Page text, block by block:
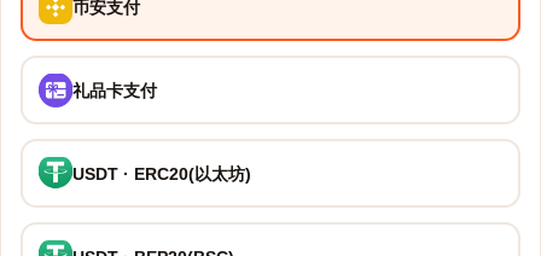
币安支付
礼品卡支付
USDT · ERC20(以太坊)